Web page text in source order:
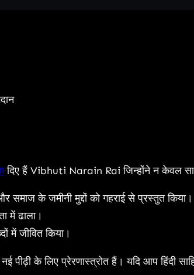
दिए हैं Vibhuti Narain Rai जिन्होंने न केवल
समाज के जमीनी मुद्दों को गहराई से प्रस्तुत किया।
में ढाला।
में जीवित किया।
पीढ़ी के लिए प्रेरणास्त्रोत हैं। यदि आप हिंदी